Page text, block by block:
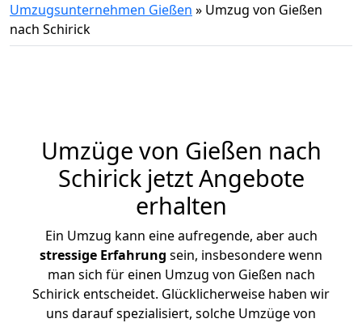
Umzugsunternehmen Gießen » Umzug von Gießen
nach Schirick
Umzüge von Gießen nach
Schirick jetzt Angebote
erhalten
Ein Umzug kann eine aufregende, aber auch
stressige Erfahrung sein, insbesondere wenn
man sich für einen Umzug von Gießen nach
Schirick entscheidet. Glücklicherweise haben wir
uns darauf spezialisiert, solche Umzüge von